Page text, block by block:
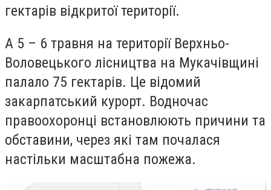
гектарів відкритої території.
А 5 – 6 травня на території Верхньо-
Воловецького лісництва на Мукачівщині
палало 75 гектарів. Це відомий
закарпатський курорт. Водночас
правоохоронці встановлюють причини та
обставини, через які там почалася
настільки масштабна пожежа.